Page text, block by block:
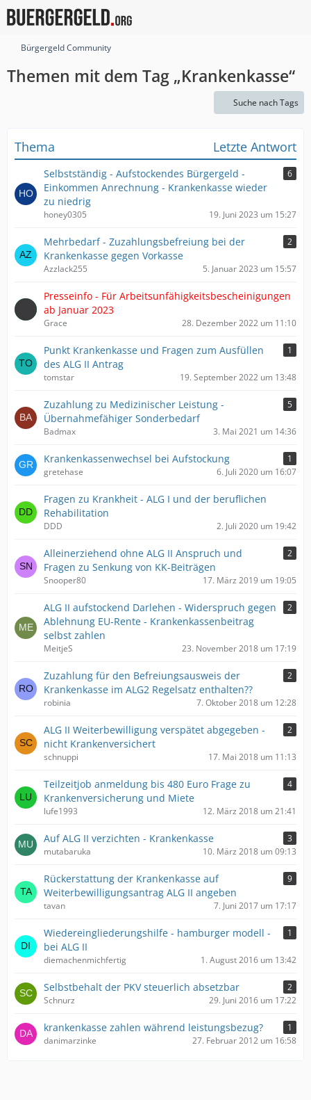
Bürgergeld Community
Themen mit dem Tag „Krankenkasse“
Suche nach Tags
Thema Letzte Antwort
Selbstständig - Aufstockendes Bürgergeld -
Einkommen Anrechnung - Krankenkasse wieder
zu niedrig
6
honey0305 19. Juni 2023 um 15:27
Mehrbedarf - Zuzahlungsbefreiung bei der
Krankenkasse gegen Vorkasse
2
Azzlack255 5. Januar 2023 um 15:57
Presseinfo - Für Arbeitsunfähigkeitsbescheinigungen
ab Januar 2023
Grace 28. Dezember 2022 um 11:10
Punkt Krankenkasse und Fragen zum Ausfüllen
des ALG II Antrag
1
tomstar 19. September 2022 um 13:48
Zuzahlung zu Medizinischer Leistung -
Übernahmefähiger Sonderbedarf
5
Badmax 3. Mai 2021 um 14:36
Krankenkassenwechsel bei Aufstockung
1
gretehase
6. Juli 2020 um 16:07
Fragen zu Krankheit - ALG I und der beruflichen
Rehabilitation
DDD 2. Juli 2020 um 19:42
Alleinerziehend ohne ALG II Anspruch und
Fragen zu Senkung von KK-Beiträgen
2
Snooper80 17. März 2019 um 19:05
ALG II aufstockend Darlehen - Widerspruch gegen
Ablehnung EU-Rente - Krankenkassenbeitrag
selbst zahlen
2
MeitjeS 23. November 2018 um 17:19
Zuzahlung für den Befreiungsausweis der
Krankenkasse im ALG2 Regelsatz enthalten??
2
robinia 7. Oktober 2018 um 12:28
ALG II Weiterbewilligung verspätet abgegeben -
nicht Krankenversichert
2
schnuppi 17. Mai 2018 um 11:13
Teilzeitjob anmeldung bis 480 Euro Frage zu
Krankenversicherung und Miete
4
lufe1993 12. März 2018 um 21:41
Auf ALG II verzichten - Krankenkasse
3
mutabaruka
10. März 2018 um 09:13
Rückerstattung der Krankenkasse auf
Weiterbewilligungsantrag ALG II angeben
9
tavan 7. Juni 2017 um 17:17
Wiedereingliederungshilfe - hamburger modell -
bei ALG II
1
diemachenmichfertig 1. August 2016 um 13:42
Selbstbehalt der PKV steuerlich absetzbar
2
Schnurz
29. Juni 2016 um 17:22
krankenkasse zahlen während leistungsbezug?
1
danimarzinke
27. Februar 2012 um 16:58